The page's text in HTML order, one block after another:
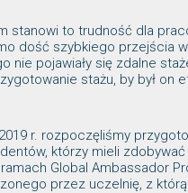
stanowi to trudność dla
dość szybkiego przejścia
nie pojawiały się zdalne
stażu, by był on
r. rozpoczęliśmy
którzy mieli zdobywać
Global Ambassador
przez uczelnię, z którą